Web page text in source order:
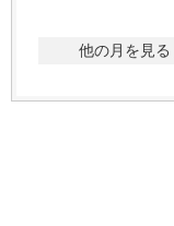
他の月を見る